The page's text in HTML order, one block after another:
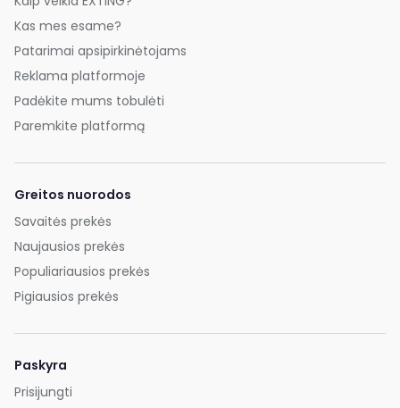
Kas mes esame?
Patarimai apsipirkinėtojams
Reklama platformoje
Padėkite mums tobulėti
Paremkite platformą
Greitos nuorodos
Savaitės prekės
Naujausios prekės
Populiariausios prekės
Pigiausios prekės
Paskyra
Prisijungti